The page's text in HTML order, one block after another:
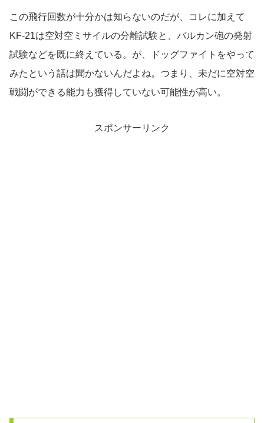
この飛行回数が十分かは知らないのだが、コレに加えて
KF-21は空対空ミサイルの分離試験と、バルカン砲の発射
試験などを既に終えている。が、ドッグファイトをやって
みたという話は聞かないんだよね。つまり、未だに空対空
戦闘ができる能力も獲得していない可能性が高い。
スポンサーリンク